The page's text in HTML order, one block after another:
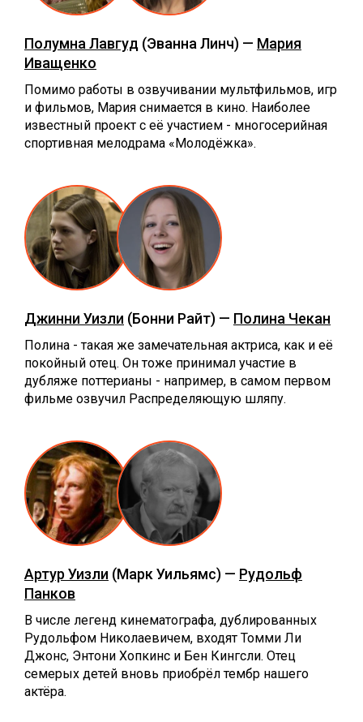
Полумна Лавгуд (Эванна Линч) — Мария
Иващенко
Помимо работы в озвучивании мультфильмов, игр
и фильмов, Мария снимается в кино. Наиболее
известный проект с её участием - многосерийная
спортивная мелодрама «Молодёжка».
Джинни Уизли (Бонни Райт) — Полина Чекан
Полина - такая же замечательная актриса, как и её
покойный отец. Он тоже принимал участие в
дубляже поттерианы - например, в самом первом
фильме озвучил Распределяющую шляпу.
Артур Уизли (Марк Уильямс) — Рудольф
Панков
В числе легенд кинематографа, дублированных
Рудольфом Николаевичем, входят Томми Ли
Джонс, Энтони Хопкинс и Бен Кингсли. Отец
семерых детей вновь приобрёл тембр нашего
актёра.